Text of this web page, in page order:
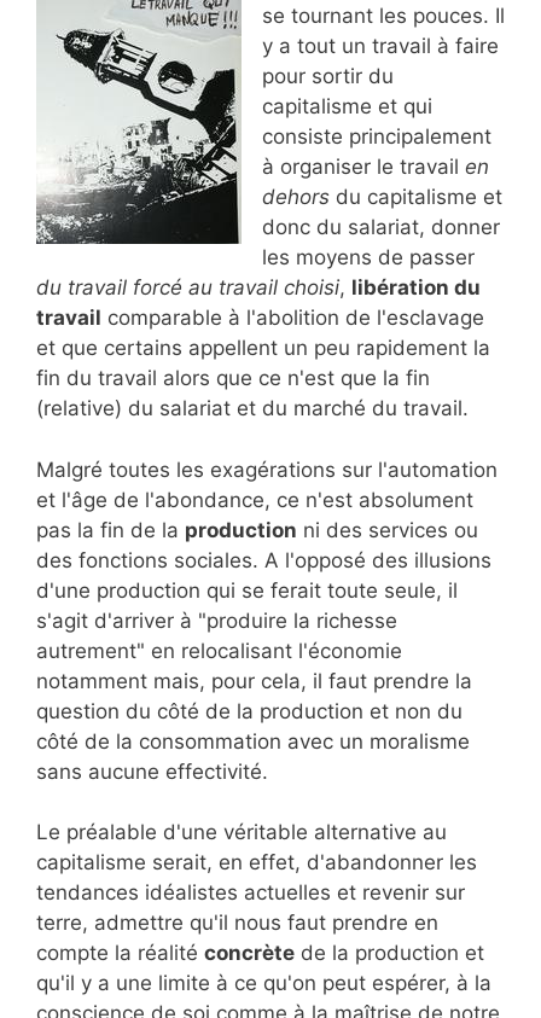
se tournant les pouces. Il
y a tout un travail à faire
pour sortir du
capitalisme et qui
consiste principalement
à organiser le travail en
dehors du capitalisme et
donc du salariat, donner
les moyens de passer
du travail forcé au travail choisi, libération du
travail comparable à l'abolition de l'esclavage
et que certains appellent un peu rapidement la
fin du travail alors que ce n'est que la fin
(relative) du salariat et du marché du travail.
Malgré toutes les exagérations sur l'automation
et l'âge de l'abondance, ce n'est absolument
pas la fin de la production ni des services ou
des fonctions sociales. A l'opposé des illusions
d'une production qui se ferait toute seule, il
s'agit d'arriver à "produire la richesse
autrement" en relocalisant l'économie
notamment mais, pour cela, il faut prendre la
question du côté de la production et non du
côté de la consommation avec un moralisme
sans aucune effectivité.
Le préalable d'une véritable alternative au
capitalisme serait, en effet, d'abandonner les
tendances idéalistes actuelles et revenir sur
terre, admettre qu'il nous faut prendre en
compte la réalité concrète de la production et
qu'il y a une limite à ce qu'on peut espérer, à la